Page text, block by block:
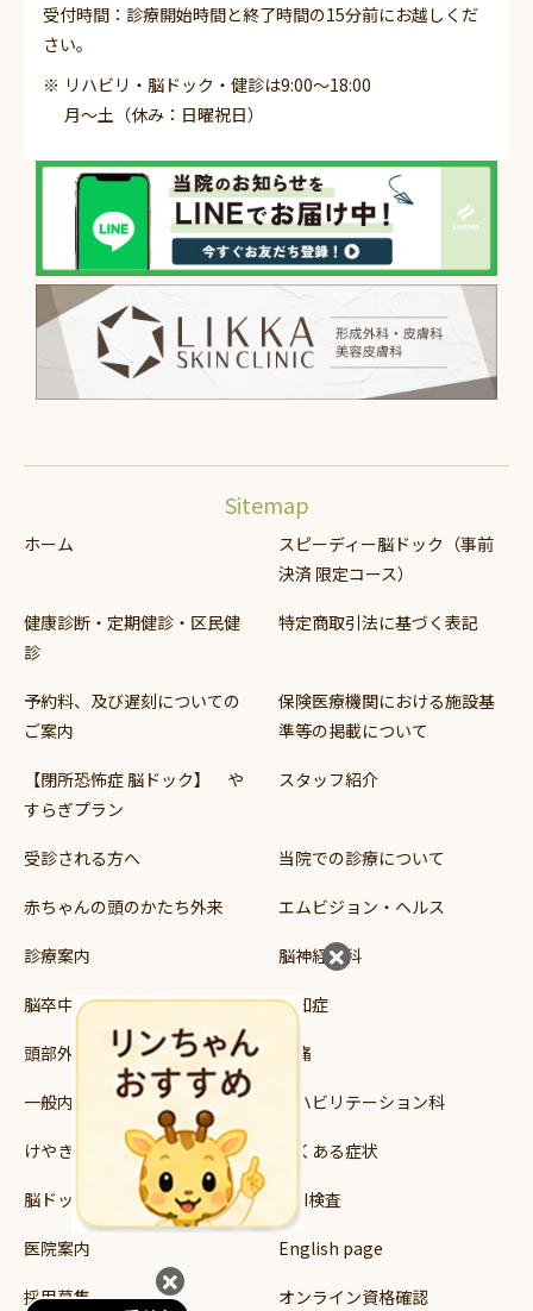
受付時間：診療開始時間と終了時間の15分前にお越しくだ
さい。
リハビリ・脳ドック・健診は9:00～18:00
月～土（休み：日曜祝日）
Sitemap
ホーム
スピーディー脳ドック（事前
決済 限定コース）
健康診断・定期健診・区民健
診
特定商取引法に基づく表記
予約料、及び遅刻についての
ご案内
保険医療機関における施設基
準等の掲載について
【閉所恐怖症 脳ドック】 や
すらぎプラン
スタッフ紹介
受診される方へ 当院での診療について
赤ちゃんの頭のかたち外来 エムビジョン・ヘルス
診療案内 脳神経外科
脳卒中 認知症
頭部外傷 頭痛
一般内科 リハビリテーション科
けやき読み書き支援教室 よくある症状
脳ドック・健診 MRI検査
医院案内 English page
採用募集 オンライン資格確認